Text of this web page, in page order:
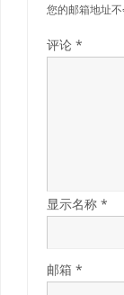
您的邮箱地址不
评论*
显示名称*
邮箱*